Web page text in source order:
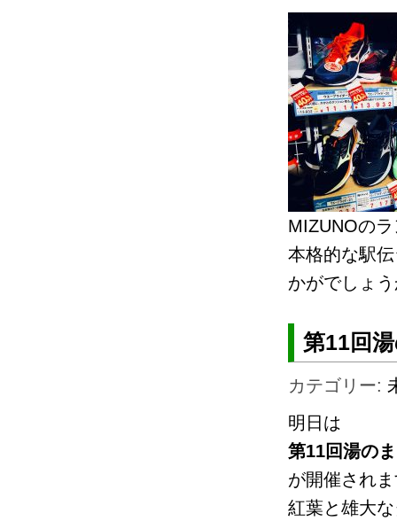
MIZUNOのラ
本格的な駅
かがでしょ
第11回
カテゴリー:
明日は
第11回湯の
が開催され
紅葉と雄大